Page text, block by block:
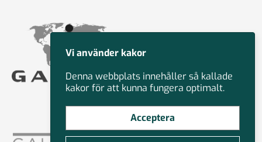
Vi använder kakor
Denna webbplats innehåller så kallade
kakor för att kunna fungera optimalt.
Acceptera